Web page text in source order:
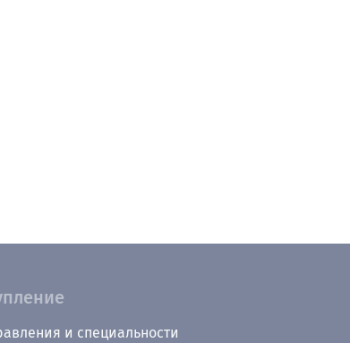
и специальности